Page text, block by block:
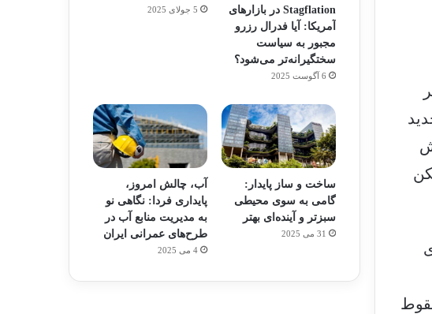
Stagflation در بازارهای
آمریکا: آیا فدرال رزرو
مجبور به سیاست
سختگیرانه‌تر می‌شود؟
6 آگوست 2025
5 جولای 2025
ساخت و ساز پایدار:
گامی به سوی محیطی
سبزتر و آینده‌ای بهتر
31 می 2025
آب، چالش امروز،
پایداری فردا: نگاهی نو
به مدیریت منابع آب در
طرح‌های عمرانی ایران
4 می 2025